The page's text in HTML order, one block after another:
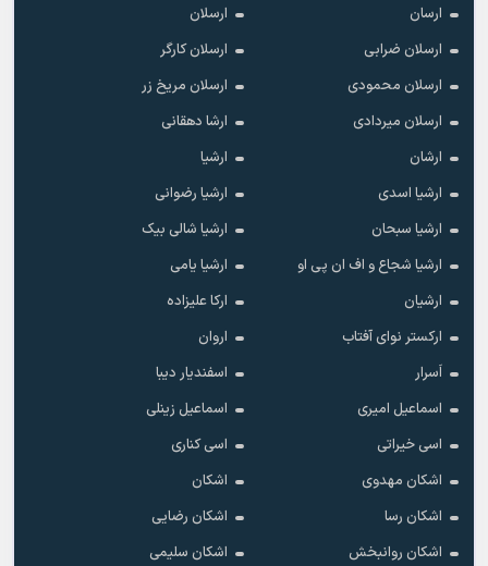
ارسان
ارسلان
ارسلان ضرابی
ارسلان کارگر
ارسلان محمودی
ارسلان مریخ زر
ارسلان میردادی
ارشا دهقانی
ارشان
ارشیا
ارشیا اسدی
ارشیا رضوانی
ارشیا سبحان
ارشیا شالی بیک
ارشیا شجاع و اف ان پی او
ارشیا یامی
ارشیان
ارکا علیزاده
ارکستر نوای آفتاب
اروان
اَسرار
اسفندیار دیبا
اسماعیل امیری
اسماعیل زینلی
اسی خیراتی
اسی کناری
اشکان مهدوى
اشکان
اشکان رسا
اشکان رضایی
اشکان روانبخش
اشکان سلیمی